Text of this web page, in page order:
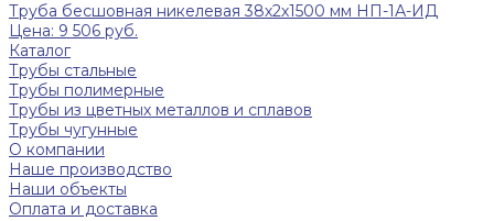
Труба бесшовная никелевая 38х2х1500 мм НП-1А-ИД
Цена: 9 506 руб.
Каталог
Трубы стальные
Трубы полимерные
Трубы из цветных металлов и сплавов
Трубы чугунные
О компании
Наше производство
Наши объекты
Оплата и доставка